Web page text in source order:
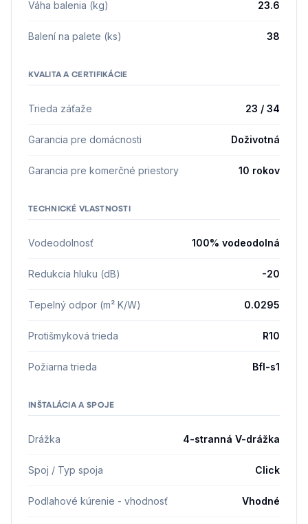
Váha balenia (kg) 23.6
Balení na palete (ks) 38
KVALITA A CERTIFIKÁCIE
Trieda záťaže 23 / 34
Garancia pre domácnosti Doživotná
Garancia pre komerčné priestory 10 rokov
TECHNICKÉ VLASTNOSTI
Vodeodolnosť 100% vodeodolná
Redukcia hluku (dB) -20
Tepelný odpor (m² K/W) 0.0295
Protišmyková trieda R10
Požiarna trieda Bfl-s1
INŠTALÁCIA A SPOJE
Drážka 4-stranná V-drážka
Spoj / Typ spoja Click
Podlahové kúrenie - vhodnosť Vhodné